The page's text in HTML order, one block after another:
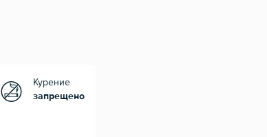
Курение
запрещено